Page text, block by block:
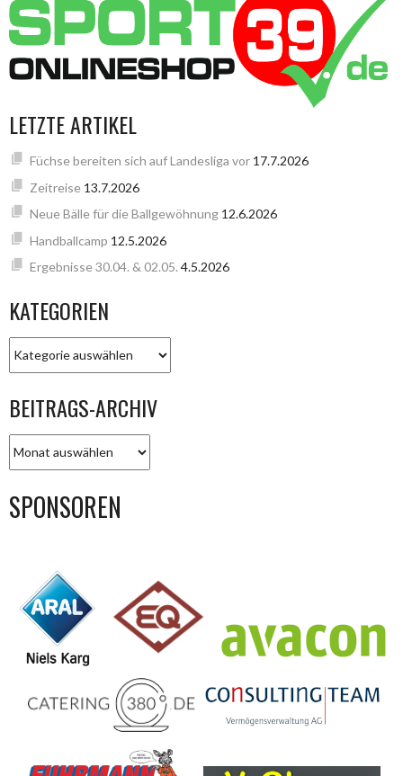
LETZTE ARTIKEL
Füchse bereiten sich auf Landesliga vor 17.7.2026
Zeitreise 13.7.2026
Neue Bälle für die Ballgewöhnung 12.6.2026
Handballcamp 12.5.2026
Ergebnisse 30.04. & 02.05. 4.5.2026
KATEGORIEN
BEITRAGS-ARCHIV
ARCHIV
SPONSOREN